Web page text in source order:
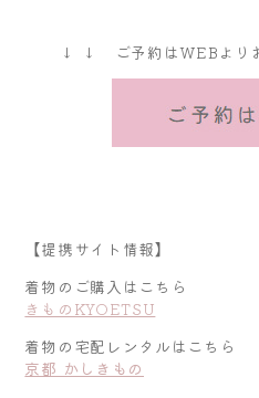
↓ ↓ ご予約はWEBより
【提携サイト情報】
着物のご購入はこちら
きものKYOETSU
着物の宅配レンタルはこちら
京都 かしきもの